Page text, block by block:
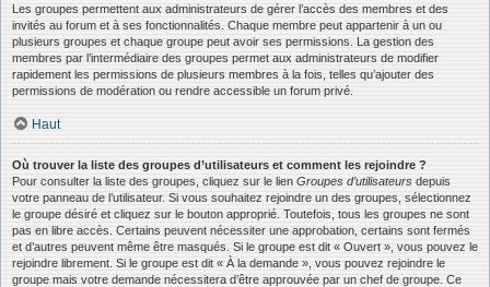
Les groupes permettent aux administrateurs de gérer l’accès des membres et des
invités au forum et à ses fonctionnalités. Chaque membre peut appartenir à un ou
plusieurs groupes et chaque groupe peut avoir ses permissions. La gestion des
membres par l’intermédiaire des groupes permet aux administrateurs de modifier
rapidement les permissions de plusieurs membres à la fois, telles qu’ajouter des
permissions de modération ou rendre accessible un forum privé.
Haut
Où trouver la liste des groupes d’utilisateurs et comment les rejoindre ?
Pour consulter la liste des groupes, cliquez sur le lien Groupes d’utilisateurs depuis
votre panneau de l’utilisateur. Si vous souhaitez rejoindre un des groupes, sélectionnez
le groupe désiré et cliquez sur le bouton approprié. Toutefois, tous les groupes ne sont
pas en libre accès. Certains peuvent nécessiter une approbation, certains sont fermés
et d’autres peuvent même être masqués. Si le groupe est dit « Ouvert », vous pouvez le
rejoindre librement. Si le groupe est dit « À la demande », vous pouvez rejoindre le
groupe mais votre demande nécessitera d’être approuvée par un chef de groupe. Ce